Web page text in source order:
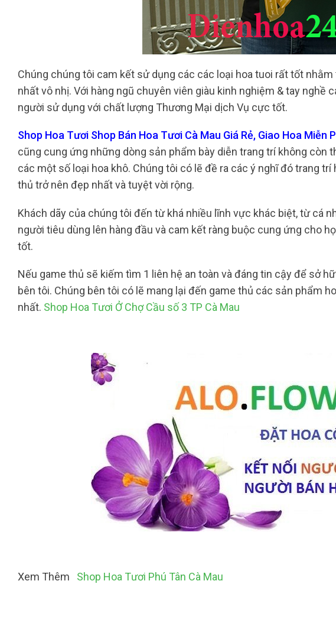
Chúng chúng tôi cam kết sử dụng các các loại hoa tuoi rất tốt
nhất vô nhị. Với hàng ngũ chuyên viên giàu kinh nghiệm & tay nghề
người sử dụng với chất lượng Thương Mại dịch Vụ cực tốt.
Shop Hoa Tươi Shop Bán Hoa Tươi Cà Mau Giá Rẻ, Giao Hoa Miễn
cũng cung ứng những dòng sản phẩm bày diễn trang trí không còn
các một số loại hoa khô. Chúng tôi có lẽ đề ra các ý nghĩ đó trang
thủ trở nên đẹp nhất và tuyệt vời rộng.
Khách dãy của chúng tôi đến từ khá nhiều lĩnh vực khác biệt, từ cá
người tiêu dùng lên hàng đầu và cam kết ràng buộc cung ứng cho
tốt.
Nếu game thủ sẽ kiếm tìm 1 liên hệ an toàn và đáng tin cậy để sở
bên tôi. Chúng bên tôi có lẽ mang lại đến game thủ các sản phẩm
nhất. Shop Hoa Tươi Ở Chợ Cầu số 3 TP Cà Mau
Xem Thêm Shop Hoa Tươi Phú Tân Cà Mau